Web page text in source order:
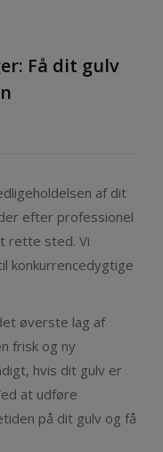
Få dit gulv
af dit
efter professionel
rette sted. Vi
konkurrencedygtige
øverste lag af
frisk og ny
hvis dit gulv er
at udføre
på dit gulv og få